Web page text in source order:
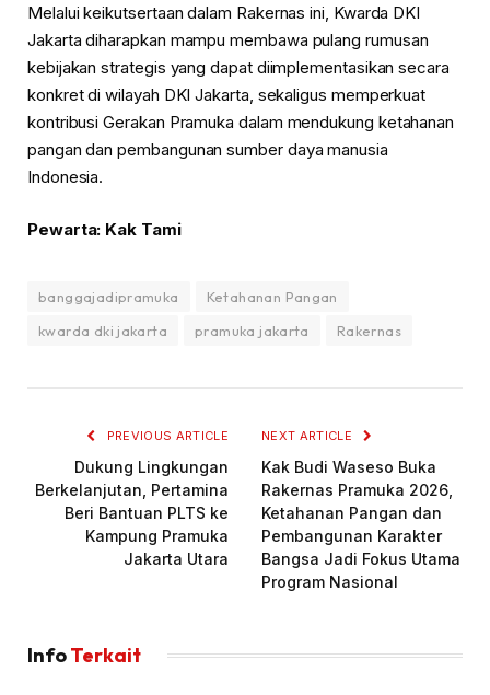
Melalui keikutsertaan dalam Rakernas ini, Kwarda DKI
Jakarta diharapkan mampu membawa pulang rumusan
kebijakan strategis yang dapat diimplementasikan secara
konkret di wilayah DKI Jakarta, sekaligus memperkuat
kontribusi Gerakan Pramuka dalam mendukung ketahanan
pangan dan pembangunan sumber daya manusia
Indonesia.
Pewarta: Kak Tami
banggajadipramuka
Ketahanan Pangan
kwarda dki jakarta
pramuka jakarta Rakernas
PREVIOUS ARTICLE
Dukung Lingkungan
Berkelanjutan, Pertamina
Beri Bantuan PLTS ke
Kampung Pramuka
Jakarta Utara
NEXT ARTICLE
Kak Budi Waseso Buka
Rakernas Pramuka 2026,
Ketahanan Pangan dan
Pembangunan Karakter
Bangsa Jadi Fokus Utama
Program Nasional
InfoTerkait